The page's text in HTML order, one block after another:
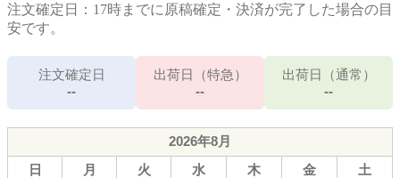
注文確定日：17時までに原稿確定・決済が完了した場合の目
安です。
注文確定日
--
出荷日（特急）
--
出荷日（通常）
--
2026年8月
日
月 火 水 木 金
土